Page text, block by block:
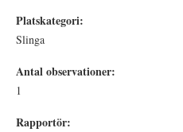
Platskategori:
Slinga
Antal observationer:
1
Rapportör: